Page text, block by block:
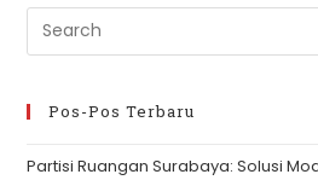
Pos-Pos Terbaru
Partisi Ruangan Surabaya: Solusi